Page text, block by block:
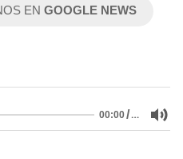
ENGOOGLE NEWS
00:00/…